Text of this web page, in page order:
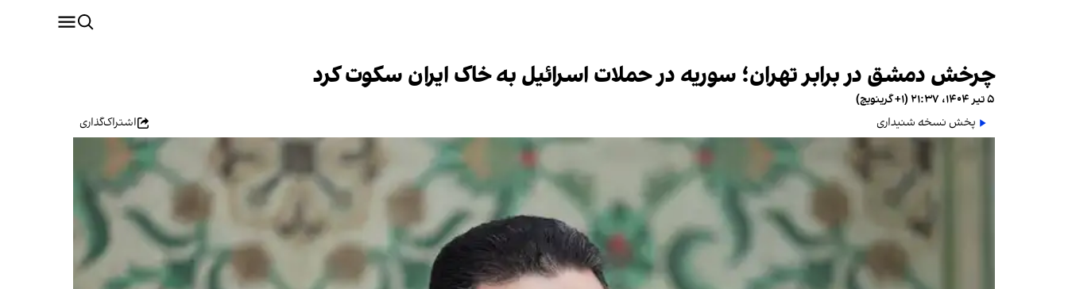
چرخش دمشق در برابر تهران؛ سوریه در حملات اسرائیل به خاک ایران سکوت کرد
۵ تیر ۱۴۰۴، ۲۱:۳۷ (‎+۱ گرینویچ)
پخش نسخه شنیداری
اشتراک‌گذاری